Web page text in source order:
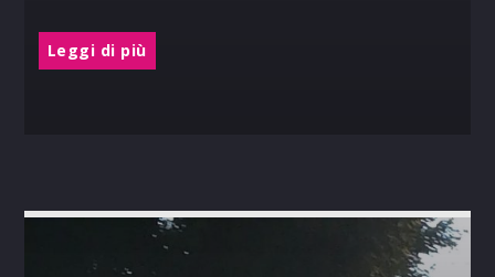
Leggi di più